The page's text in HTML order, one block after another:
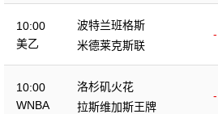
10:00
美乙
波特兰班格斯
-
米德莱克斯联
10:00
WNBA
洛杉矶火花
-
拉斯维加斯王牌